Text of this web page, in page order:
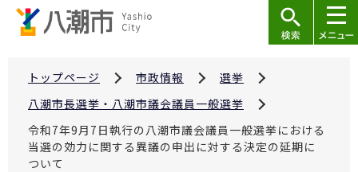
トップページ 市政情報
選挙
八潮市長選挙・八潮市議会議員一般選挙
令和7年9月7日執行の八潮市議会議員一般選挙における
当選の効力に関する異議の申出に対する決定の延期に
ついて